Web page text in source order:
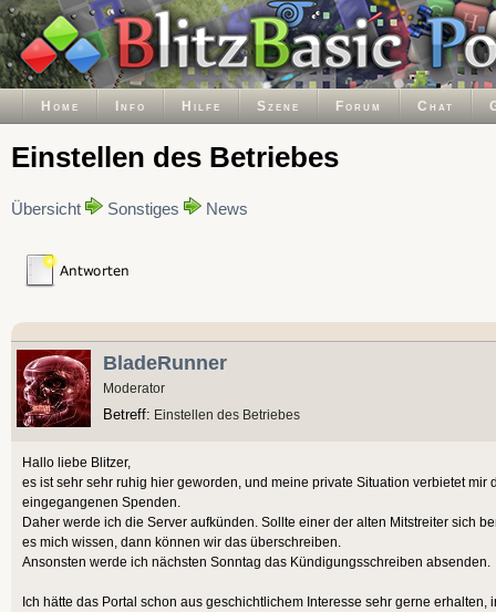
Home Info Hilfe Szene Forum Chat
Einstellen des Betriebes
Übersicht Sonstiges News
BladeRunner
Moderator
Betreff: Einstellen des Betriebes
Hallo liebe Blitzer,
es ist sehr sehr ruhig hier geworden, und meine private Situation verbietet mir
eingegangenen Spenden.
Daher werde ich die Server aufkünden. Sollte einer der alten Mitstreiter sich
es mich wissen, dann können wir das überschreiben.
Ansonsten werde ich nächsten Sonntag das Kündigungsschreiben absenden.
Ich hätte das Portal schon aus geschichtlichem Interesse sehr gerne